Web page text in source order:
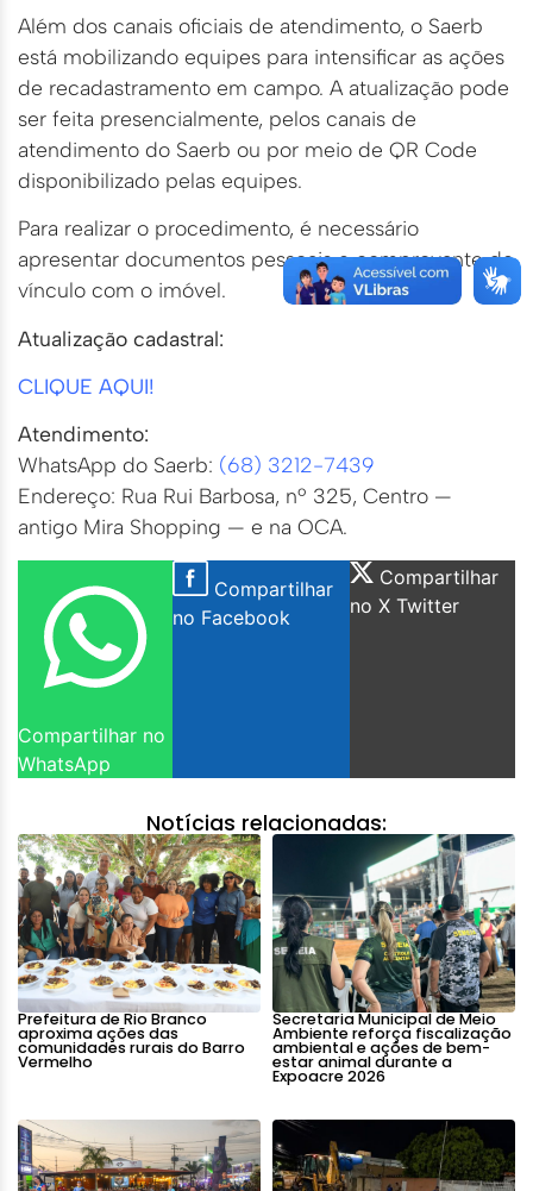
Além dos canais oficiais de atendimento, o Saerb
está mobilizando equipes para intensificar as ações
de recadastramento em campo. A atualização pode
ser feita presencialmente, pelos canais de
atendimento do Saerb ou por meio de QR Code
disponibilizado pelas equipes.
Para realizar o procedimento, é necessário
apresentar documentos pessoais e comprovante de
vínculo com o imóvel.
Atualização cadastral:
CLIQUE AQUI!
Atendimento:
WhatsApp do Saerb: (68) 3212-7439
Endereço: Rua Rui Barbosa, nº 325, Centro —
antigo Mira Shopping — e na OCA.
Compartilhar no
WhatsApp
Compartilhar
no Facebook
Compartilhar
no X Twitter
Notícias relacionadas:
Prefeitura de Rio Branco
aproxima ações das
comunidades rurais do Barro
Vermelho
Secretaria Municipal de Meio
Ambiente reforça fiscalização
ambiental e ações de bem-
estar animal durante a
Expoacre 2026